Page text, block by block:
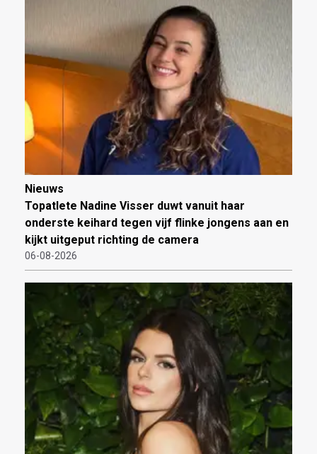
Nieuws
Topatlete Nadine Visser duwt vanuit haar
onderste keihard tegen vijf flinke jongens aan en
kijkt uitgeput richting de camera
06-08-2026